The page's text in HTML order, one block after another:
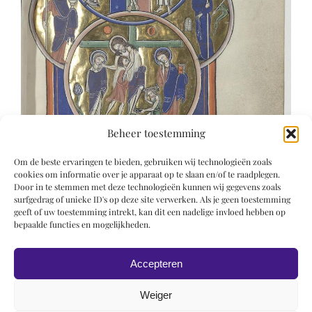
Beheer toestemming
Om de beste ervaringen te bieden, gebruiken wij technologieën zoals
cookies om informatie over je apparaat op te slaan en/of te raadplegen.
Door in te stemmen met deze technologieën kunnen wij gegevens zoals
surfgedrag of unieke ID's op deze site verwerken. Als je geen toestemming
geeft of uw toestemming intrekt, kan dit een nadelige invloed hebben op
bepaalde functies en mogelijkheden.
Accepteren
Weiger